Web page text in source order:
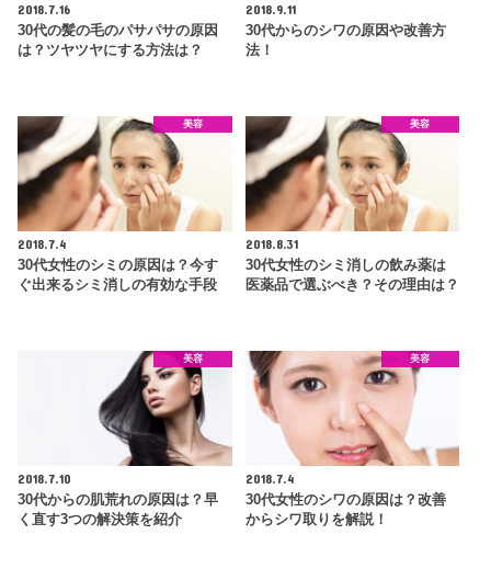
2018.7.16
30代の髪の毛のパサパサの原因
は？ツヤツヤにする方法は？
2018.9.11
30代からのシワの原因や改善方
法！
美容
2018.7.4
30代女性のシミの原因は？今す
ぐ出来るシミ消しの有効な手段
美容
2018.8.31
30代女性のシミ消しの飲み薬は
医薬品で選ぶべき？その理由は？
美容
2018.7.10
30代からの肌荒れの原因は？早
く直す3つの解決策を紹介
美容
2018.7.4
30代女性のシワの原因は？改善
からシワ取りを解説！